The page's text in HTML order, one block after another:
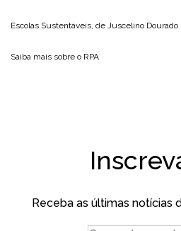
Escolas Sustentáveis, de Juscelino Dourado
Saiba mais sobre o RPA
Receba as últimas notícias